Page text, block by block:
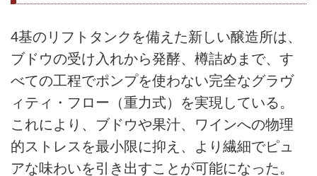
4基のリフトタンクを備えた新しい醸造所は、
ブドウの受け入れから発酵、樽詰めまで、す
べての工程でポンプを使わない完全なグラヴ
ィティ・フロー（重力式）を実現している。
これにより、ブドウや果汁、ワインへの物理
的ストレスを最小限に抑え、より繊細でピュ
アな味わいを引き出すことが可能になった。